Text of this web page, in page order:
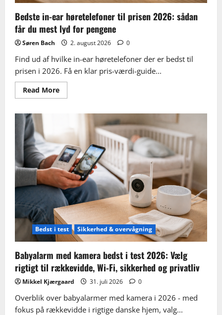
Bedste in-ear høretelefoner til prisen 2026: sådan
får du mest lyd for pengene
Søren Bach 2. august 2026 0
Find ud af hvilke in-ear høretelefoner der er bedst til
prisen i 2026. Få en klar pris-værdi-guide...
Read MoreRead
more
høretelefoner
til
prisen
2026:
sådan
får
du
mest
lyd
for
pengene
Bedst i test Sikkerhed & overvågning
Babyalarm med kamera bedst i test 2026: Vælg
rigtigt til rækkevidde, Wi‑Fi, sikkerhed og privatliv
Mikkel Kjærgaard 31. juli 2026 0
Overblik over babyalarmer med kamera i 2026 - med
fokus på rækkevidde i rigtige danske hjem, valg...